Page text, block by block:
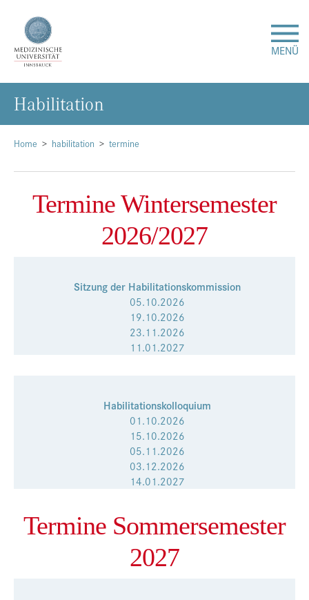
MENÜ
Forschung
Studium & Lehre
Home habilitation termine
Termine Wintersemester
2026/2027
Sitzung der Habilitationskommission
05.10.2026
19.10.2026
23.11.2026
11.01.2027
Habilitationskolloquium
01.10.2026
15.10.2026
05.11.2026
03.12.2026
14.01.2027
Termine Sommersemester
2027
Ha­bi­li­ta­ti­on